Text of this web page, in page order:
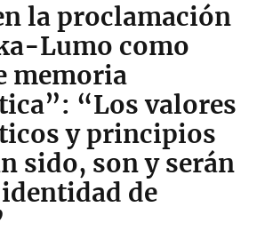
la proclamación
Lumo como
memoria
“Los valores
y principios
sido, son y serán
de